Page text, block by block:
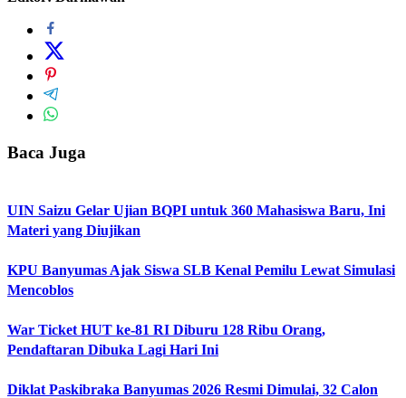
Baca Juga
UIN Saizu Gelar Ujian BQPI untuk 360 Mahasiswa Baru, Ini
Materi yang Diujikan
KPU Banyumas Ajak Siswa SLB Kenal Pemilu Lewat Simulasi
Mencoblos
War Ticket HUT ke-81 RI Diburu 128 Ribu Orang,
Pendaftaran Dibuka Lagi Hari Ini
Diklat Paskibraka Banyumas 2026 Resmi Dimulai, 32 Calon